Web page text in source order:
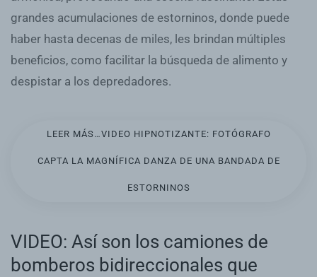
grandes acumulaciones de estorninos, donde puede
haber hasta decenas de miles, les brindan múltiples
beneficios, como facilitar la búsqueda de alimento y
despistar a los depredadores.
LEER MÁS…VIDEO HIPNOTIZANTE: FOTÓGRAFO
CAPTA LA MAGNÍFICA DANZA DE UNA BANDADA DE
ESTORNINOS
VIDEO: Así son los camiones de
bomberos bidireccionales que